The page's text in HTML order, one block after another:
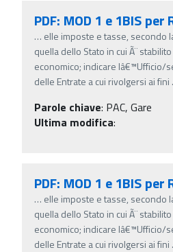
PDF: MOD 1 e 1BIS per
… elle imposte e tasse, secondo
quella dello Stato in cui Ã¨
economico; indicare lâ€™Ufficio/
delle Entrate a cui rivolgersi ai fini
Parole chiave: PAC, Gare
Ultima modifica:
PDF: MOD 1 e 1BIS per
… elle imposte e tasse, secondo
quella dello Stato in cui Ã¨
economico; indicare lâ€™Ufficio/
delle Entrate a cui rivolgersi ai fini